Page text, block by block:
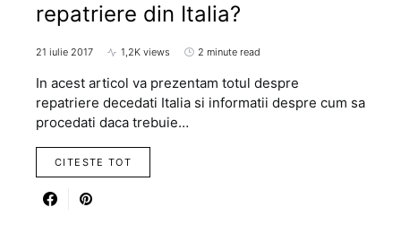
repatriere din Italia?
21 iulie 2017 1,2K views 2 minute read
In acest articol va prezentam totul despre
repatriere decedati Italia si informatii despre cum sa
procedati daca trebuie…
CITESTE TOT